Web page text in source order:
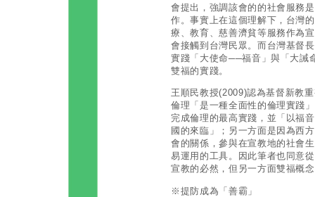
會提出，強調該會的的社會服務
作。事實上在這個理解下，台灣
療、教育、慈善濟貧等服務作為
會接觸到台灣民眾。而台灣基督
實踐「大使命──福音」與「大誡
雙福的實踐。
王順民教授(2009)認為基督新教
倫理「是一種全面性的倫理實踐
完成倫理的最高實踐，並「以福
國的來臨」；另一方面是因為西
會的關係，參與在宣教地的社會
易運用的工具。因此筆者也同意
宣教的必然，但另一方面雙福概
※提防成為「善霸」